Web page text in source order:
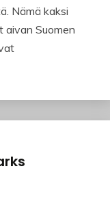
Nämä kaksi
aivan Suomen